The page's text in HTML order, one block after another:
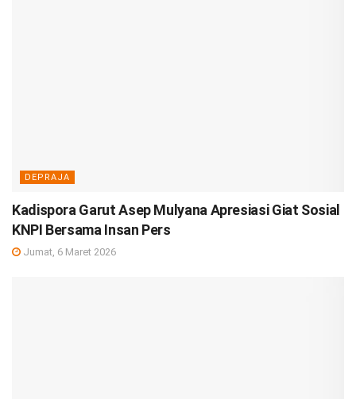
DEPRAJA
Kadispora Garut Asep Mulyana Apresiasi Giat Sosial
KNPI Bersama Insan Pers
Jumat, 6 Maret 2026